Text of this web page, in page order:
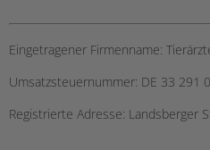
Eingetragener Firmenname:
Umsatzsteuernummer: DE 33 291
Registrierte Adresse: Landsberger